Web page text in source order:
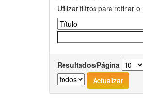
Utilizar filtros para refinar
Resultados/Página